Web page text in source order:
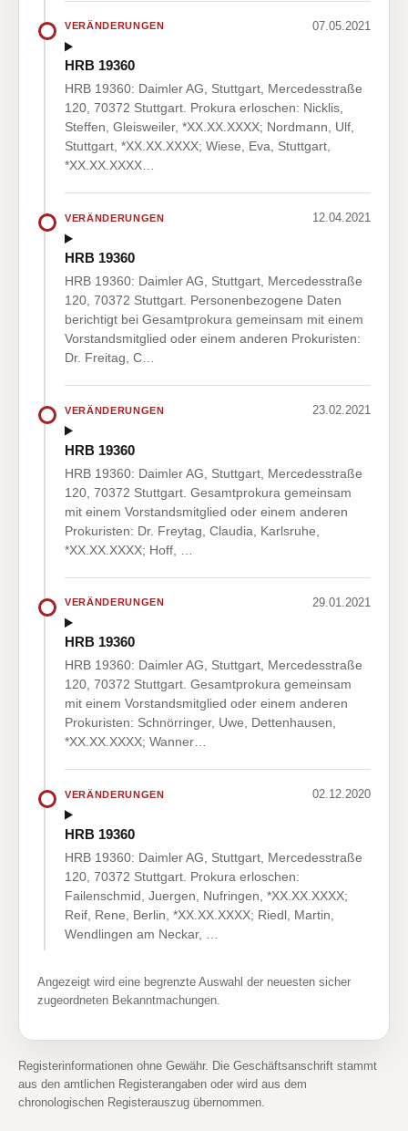
VERÄNDERUNGEN 07.05.2021
HRB 19360
HRB 19360: Daimler AG, Stuttgart, Mercedesstraße
120, 70372 Stuttgart. Prokura erloschen: Nicklis,
Steffen, Gleisweiler, *XX.XX.XXXX; Nordmann, Ulf,
Stuttgart, *XX.XX.XXXX; Wiese, Eva, Stuttgart,
*XX.XX.XXXX…
VERÄNDERUNGEN 12.04.2021
HRB 19360
HRB 19360: Daimler AG, Stuttgart, Mercedesstraße
120, 70372 Stuttgart. Personenbezogene Daten
berichtigt bei Gesamtprokura gemeinsam mit einem
Vorstandsmitglied oder einem anderen Prokuristen:
Dr. Freitag, C…
VERÄNDERUNGEN 23.02.2021
HRB 19360
HRB 19360: Daimler AG, Stuttgart, Mercedesstraße
120, 70372 Stuttgart. Gesamtprokura gemeinsam
mit einem Vorstandsmitglied oder einem anderen
Prokuristen: Dr. Freytag, Claudia, Karlsruhe,
*XX.XX.XXXX; Hoff, …
VERÄNDERUNGEN 29.01.2021
HRB 19360
HRB 19360: Daimler AG, Stuttgart, Mercedesstraße
120, 70372 Stuttgart. Gesamtprokura gemeinsam
mit einem Vorstandsmitglied oder einem anderen
Prokuristen: Schnörringer, Uwe, Dettenhausen,
*XX.XX.XXXX; Wanner…
VERÄNDERUNGEN 02.12.2020
HRB 19360
HRB 19360: Daimler AG, Stuttgart, Mercedesstraße
120, 70372 Stuttgart. Prokura erloschen:
Failenschmid, Juergen, Nufringen, *XX.XX.XXXX;
Reif, Rene, Berlin, *XX.XX.XXXX; Riedl, Martin,
Wendlingen am Neckar, …
Angezeigt wird eine begrenzte Auswahl der neuesten sicher
zugeordneten Bekanntmachungen.
Registerinformationen ohne Gewähr. Die Geschäftsanschrift stammt
aus den amtlichen Registerangaben oder wird aus dem
chronologischen Registerauszug übernommen.